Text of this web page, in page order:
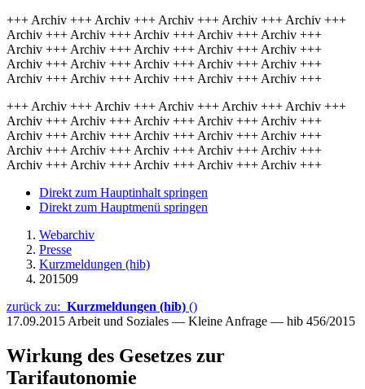
+++ Archiv +++ Archiv +++ Archiv +++ Archiv +++ Archiv +++
Archiv +++ Archiv +++ Archiv +++ Archiv +++ Archiv +++
Archiv +++ Archiv +++ Archiv +++ Archiv +++ Archiv +++
Archiv +++ Archiv +++ Archiv +++ Archiv +++ Archiv +++
Archiv +++ Archiv +++ Archiv +++ Archiv +++ Archiv +++
+++ Archiv +++ Archiv +++ Archiv +++ Archiv +++ Archiv +++
Archiv +++ Archiv +++ Archiv +++ Archiv +++ Archiv +++
Archiv +++ Archiv +++ Archiv +++ Archiv +++ Archiv +++
Archiv +++ Archiv +++ Archiv +++ Archiv +++ Archiv +++
Archiv +++ Archiv +++ Archiv +++ Archiv +++ Archiv +++
Direkt zum Hauptinhalt springen
Direkt zum Hauptmenü springen
Webarchiv
Presse
Kurzmeldungen (hib)
201509
zurück zu: Kurzmeldungen (hib) ()
17.09.2015 Arbeit und Soziales — Kleine Anfrage — hib 456/2015
Wirkung des Gesetzes zur
Tarifautonomie